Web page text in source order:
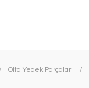
Olta Yedek Parçaları